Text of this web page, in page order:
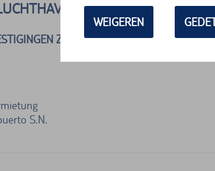
WEIGEREN
SPANJE
ZIJN TER PLAATSE
S.N.